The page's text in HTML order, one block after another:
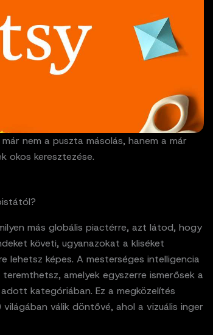
nem a puszta másolás, hanem a már
okos keresztezése.
más globális piactérre, azt látod, hogy
követi, ugyanazokat a kliséket
lehetsz képes. A mesterséges intelligencia
amelyek egyszerre ismerősek a
kategóriában. Ez a megközelítés
válik döntővé, ahol a vizuális inger